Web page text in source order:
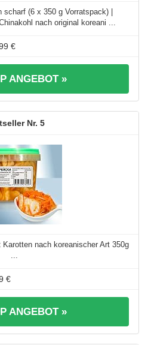
(6 x 350 g Vorratspack) |
nach original koreani ...
€
ANGEBOT »
5
nach koreanischer Art 350g
...
€
ANGEBOT »